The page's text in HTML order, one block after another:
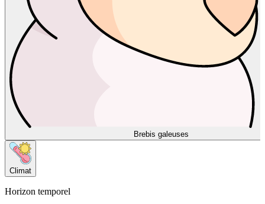
Brebis galeuses
Climat
Horizon temporel